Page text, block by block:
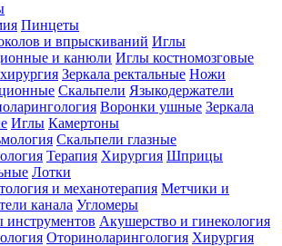
Пинцеты
и впрыскиваний Иглы
и канюли Иглы костномозговые
Зеркала ректальные Ножи
Скальпели Языкодержатели
Воронки ушные Зеркала
Иглы Камертоны
Скальпели глазные
Терапия Хирургия Шприцы
Лотки
и механотерапия Метчики и
канала Угломеры
инструментов Акушерство и гинекология
Оториноларингология Хирургия